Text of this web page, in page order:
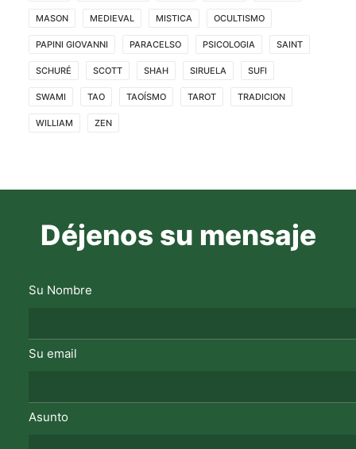
MASON MEDIEVAL MISTICA OCULTISMO
PAPINI GIOVANNI PARACELSO PSICOLOGIA SAINT
SCHURÉ SCOTT SHAH SIRUELA SUFI
SWAMI TAO TAOÍSMO TAROT TRADICION
WILLIAM ZEN
Déjenos su mensaje
Su Nombre
Su email
Asunto